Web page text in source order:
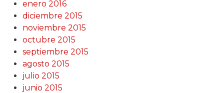
enero 2016
diciembre 2015
noviembre 2015
octubre 2015
septiembre 2015
agosto 2015
julio 2015
junio 2015